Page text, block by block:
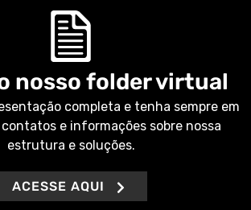
nosso folder virtual
completa e tenha sempre em
contatos e informações sobre nossa
estrutura e soluções.
ACESSE AQUI